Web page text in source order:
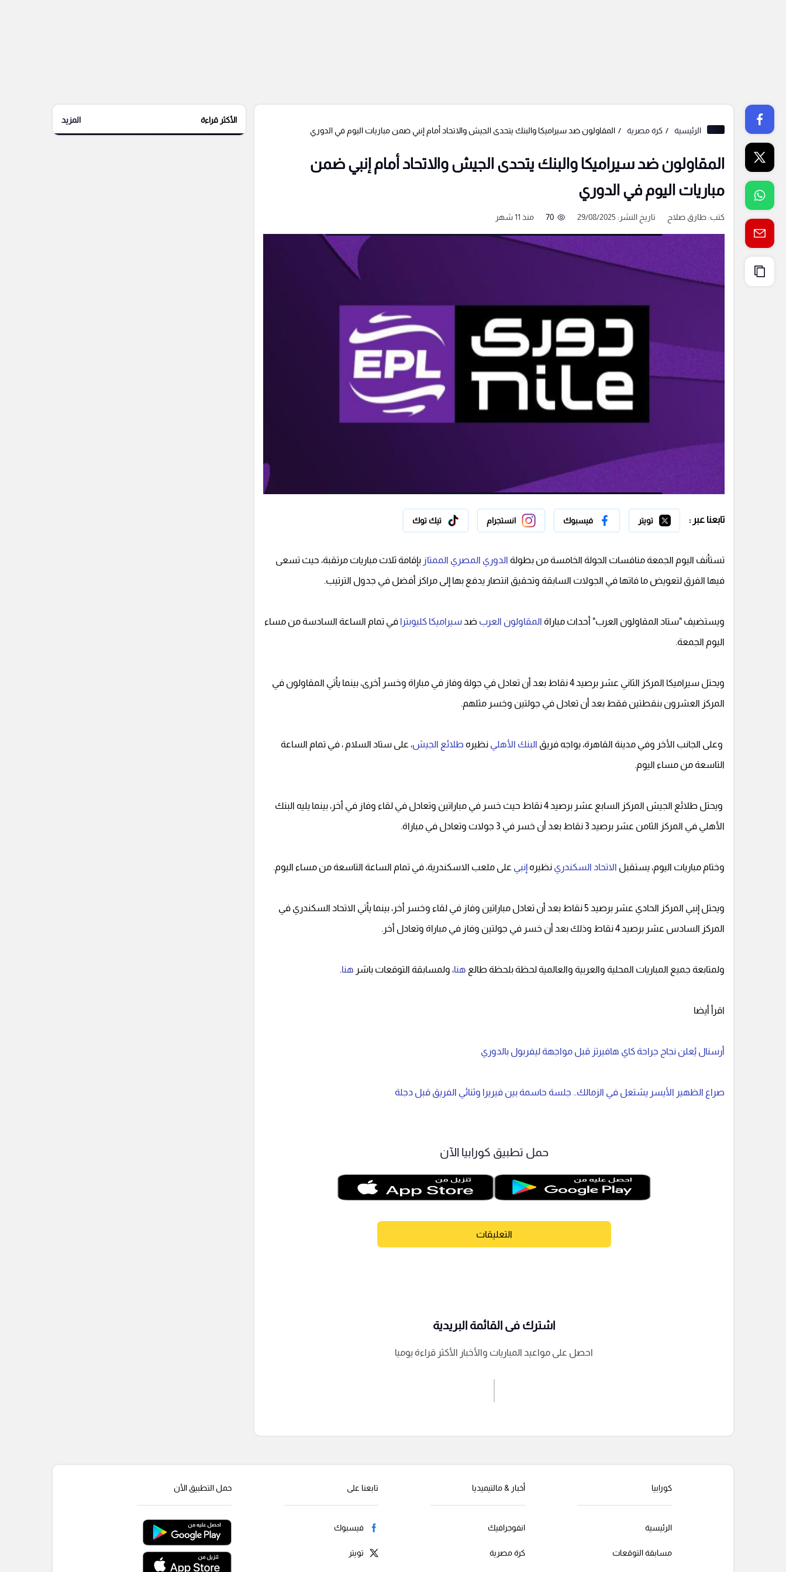
الرئيسية كرة مصرية المقاولون ضد سيراميكا والبنك يتحدى الجيش والاتحاد أمام إنبي ضمن مباريات اليوم في الدوري
المقاولون ضد سيراميكا والبنك يتحدى الجيش والاتحاد أمام إنبي ضمن
مباريات اليوم في الدوري
كتب:طارق صلاح تاريخ النشر: 29/08/2025 70 منذ 11 شهر
تابعنا عبر : تويتر فيسبوك انستجرام تيك توك
تستأنف اليوم الجمعة منافسات الجولة الخامسة من بطولة الدوري المصري الممتاز بإقامة ثلاث مباريات مرتقبة، حيث تسعى
فيها الفرق لتعويض ما فاتها في الجولات السابقة وتحقيق انتصار يدفع بها إلى مراكز أفضل في جدول الترتيب.
ويستضيف "ستاد المقاولون العرب" أحداث مباراة المقاولون العرب ضد سيراميكا كليوبترا في تمام الساعة السادسة من مساء
اليوم الجمعة.
ويحتل سيراميكا المركز الثاني عشر برصيد 4 نقاط بعد أن تعادل في جولة وفاز في مباراة وخسر أخرى، بينما يأتي المقاولون في
المركز العشرون بنقطتين فقط بعد أن تعادل في جولتين وخسر مثلهم.
وعلى الجانب الأخر وفي مدينة القاهرة، يواجه فريق البنك الأهلي نظيره طلائع الجيش، على ستاد السلام ، في تمام الساعة
التاسعة من مساء اليوم.
ويحتل طلائع الجيش المركز السابع عشر برصيد 4 نقاط حيث خسر في مباراتين وتعادل في لقاء وفاز في أخر، بينما يليه البنك
الأهلي في المركز الثامن عشر برصيد 3 نقاط بعد أن خسر في 3 جولات وتعادل في مباراة.
وختام مباريات اليوم، يستقبل الاتحاد السكندري نظيرهإنبي على ملعب الاسكندرية، في تمام الساعة التاسعة من مساء اليوم.
ويحتل إنبي المركز الحادي عشر برصيد 5 نقاط بعد أن تعادل مباراتين وفاز في لقاء وخسر أخر، بينما يأتي الاتحاد السكندري في
المركز السادس عشر برصيد 4 نقاط وذلك بعد أن خسر في جولتين وفاز في مباراة وتعادل أخر.
ولمتابعة جميع المباريات المحلية والعربية والعالمية لحظة بلحظة طالع هنا، ولمسابقة التوقعات باشر هنا.
اقرأ أيضا
أرسنال يُعلن نجاح جراحة كاي هافيرتز قبل مواجهة ليفربول بالدوري
صراع الظهير الأيسر يشتعل في الزمالك.. جلسة حاسمة بين فيريرا وثنائي الفريق قبل دجلة
حمل تطبيق كورابيا الآن
التعليقات
إرسال تعليق
اشترك فى القائمة البريدية
احصل على مواعيد المباريات والأخبار الأكثر قراءة يوميا
الأكثر قراءة المزيد
كورابيا
الرئيسية
مسابقة التوقعات
أخبار & مالتيميديا
انفوجرافيك
كرة مصرية
تابعنا على
فيسبوك
تويتر
حمل التطبيق الأن